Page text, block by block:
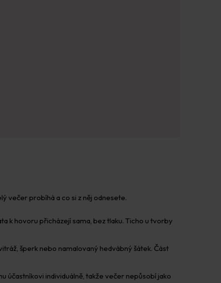
večer probíhá a co si z něj odnesete.
k hovoru přicházejí sama, bez tlaku. Ticho u tvorby
šperk nebo namalovaný hedvábný šátek. Část
účastníkovi individuálně, takže večer nepůsobí jako